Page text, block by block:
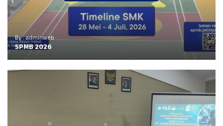
By : adminweb
SPMB 2026